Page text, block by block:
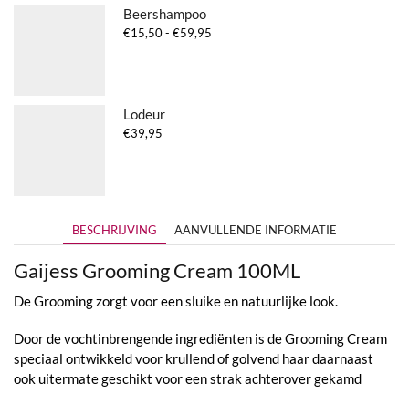
Beershampoo
€15,50- €59,95
Lodeur
€39,95
BESCHRIJVING AANVULLENDE INFORMATIE
Gaijess Grooming Cream 100ML
De Grooming zorgt voor een sluike en natuurlijke look.
Door de vochtinbrengende ingrediënten is de Grooming Cream
speciaal ontwikkeld voor krullend of golvend haar daarnaast
ook uitermate geschikt voor een strak achterover gekamd